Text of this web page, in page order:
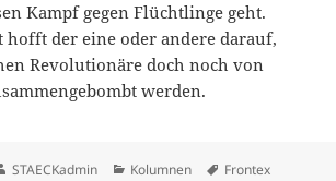
Kampf gegen Flüchtlinge geht.
der eine oder andere darauf,
Revolutionäre doch noch von
werden.
Autor
STAECKadmin Kategorien
Kolumnen Schlagwörter
Frontex